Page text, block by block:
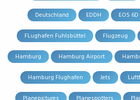
Deutschland EDDH EOS
FLughafen Fuhlsbüttel Flugzeug
Hamburg Hamburg Airport
Hamburg Flughafen Jets